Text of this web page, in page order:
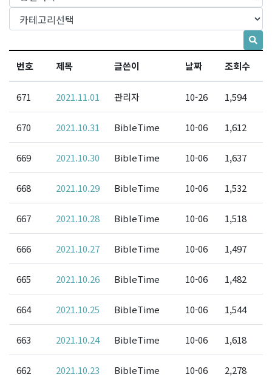
번호 제목 글쓴이 날짜 조회수
671 2021.11.01 관리자 10-26 1,594
670 2021.10.31 BibleTime 10-06 1,612
669 2021.10.30 BibleTime 10-06 1,637
668 2021.10.29 BibleTime 10-06 1,532
667 2021.10.28 BibleTime 10-06 1,518
666 2021.10.27 BibleTime 10-06 1,497
665 2021.10.26 BibleTime 10-06 1,482
664 2021.10.25 BibleTime 10-06 1,544
663 2021.10.24 BibleTime 10-06 1,618
662 2021.10.23 BibleTime 10-06 2,278